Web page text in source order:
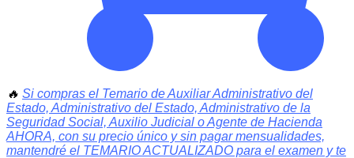
🔥 Si compras el Temario de Auxiliar Administrativo del
Estado, Administrativo del Estado, Administrativo de la
Seguridad Social, Auxilio Judicial o Agente de Hacienda
AHORA, con su precio único y sin pagar mensualidades,
mantendré el TEMARIO ACTUALIZADO para el examen y te